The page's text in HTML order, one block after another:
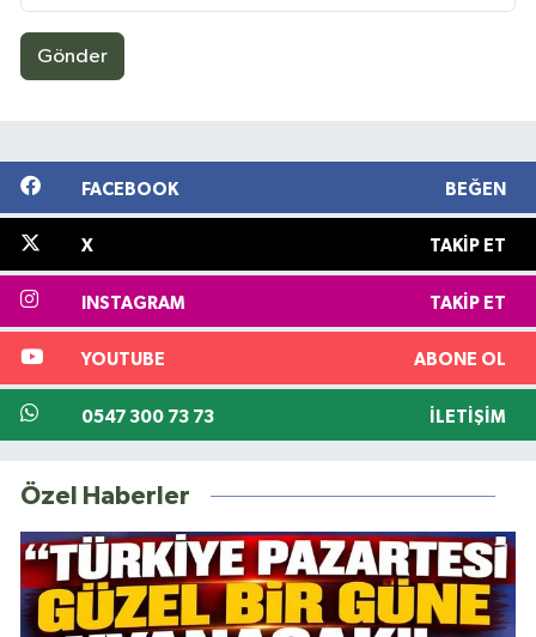
Gönder
FACEBOOK BEĞEN
X TAKIP ET
INSTAGRAM TAKIP ET
YOUTUBE ABONE OL
0547 300 73 73 İLETIŞIM
Özel Haberler